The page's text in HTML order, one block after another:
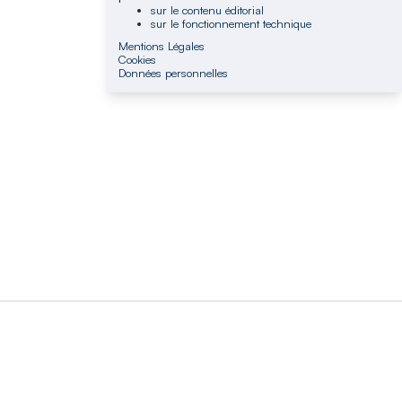
sur le contenu éditorial
sur le fonctionnement technique
Mentions Légales
Cookies
Données personnelles